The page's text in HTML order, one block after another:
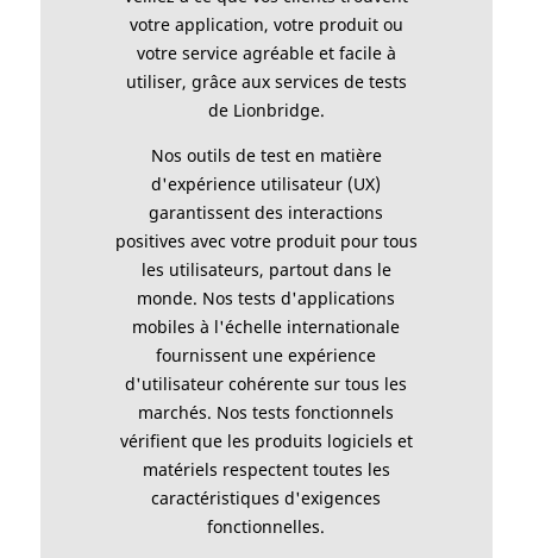
votre application, votre produit ou
votre service agréable et facile à
utiliser, grâce aux services de tests
de Lionbridge.
Nos outils de test en matière
d'expérience utilisateur (UX)
garantissent des interactions
positives avec votre produit pour tous
les utilisateurs, partout dans le
monde. Nos tests d'applications
mobiles à l'échelle internationale
fournissent une expérience
d'utilisateur cohérente sur tous les
marchés. Nos tests fonctionnels
vérifient que les produits logiciels et
matériels respectent toutes les
caractéristiques d'exigences
fonctionnelles.